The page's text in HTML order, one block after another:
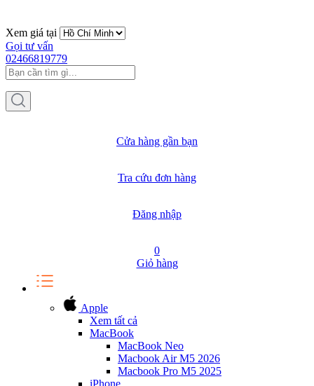
Xem giá tại
Gọi tư vấn
02466819779
Cửa hàng gần bạn
Tra cứu đơn hàng
Đăng nhập
0
Giỏ hàng
Apple
Xem tất cả
MacBook
MacBook Neo
Macbook Air M5 2026
Macbook Pro M5 2025
iPhone